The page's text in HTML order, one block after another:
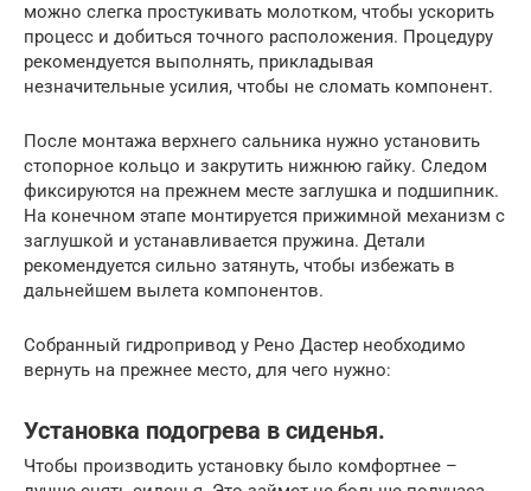
можно слегка простукивать молотком, чтобы ускорить
процесс и добиться точного расположения. Процедуру
рекомендуется выполнять, прикладывая
незначительные усилия, чтобы не сломать компонент.
После монтажа верхнего сальника нужно установить
стопорное кольцо и закрутить нижнюю гайку. Следом
фиксируются на прежнем месте заглушка и подшипник.
На конечном этапе монтируется прижимной механизм с
заглушкой и устанавливается пружина. Детали
рекомендуется сильно затянуть, чтобы избежать в
дальнейшем вылета компонентов.
Собранный гидропривод у Рено Дастер необходимо
вернуть на прежнее место, для чего нужно:
Установка подогрева в сиденья.
Чтобы производить установку было комфортнее –